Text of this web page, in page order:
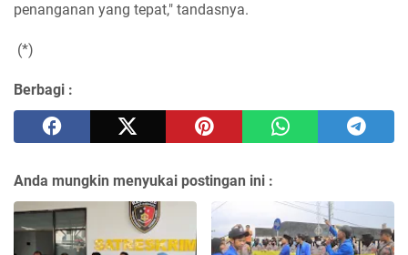
penanganan yang tepat," tandasnya.
(*)
Berbagi :
Anda mungkin menyukai postingan ini :